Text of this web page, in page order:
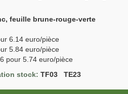
feuille brune-rouge-verte
6.14 euro/pièce
5.84 euro/pièce
pour 5.74 euro/pièce
stock: TF03 TE23